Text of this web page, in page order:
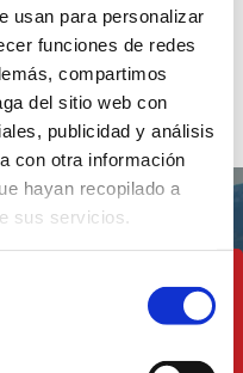
usan para personalizar
funciones de redes
compartimos
del sitio web con
publicidad y análisis
con otra información
hayan recopilado a
sus servicios.